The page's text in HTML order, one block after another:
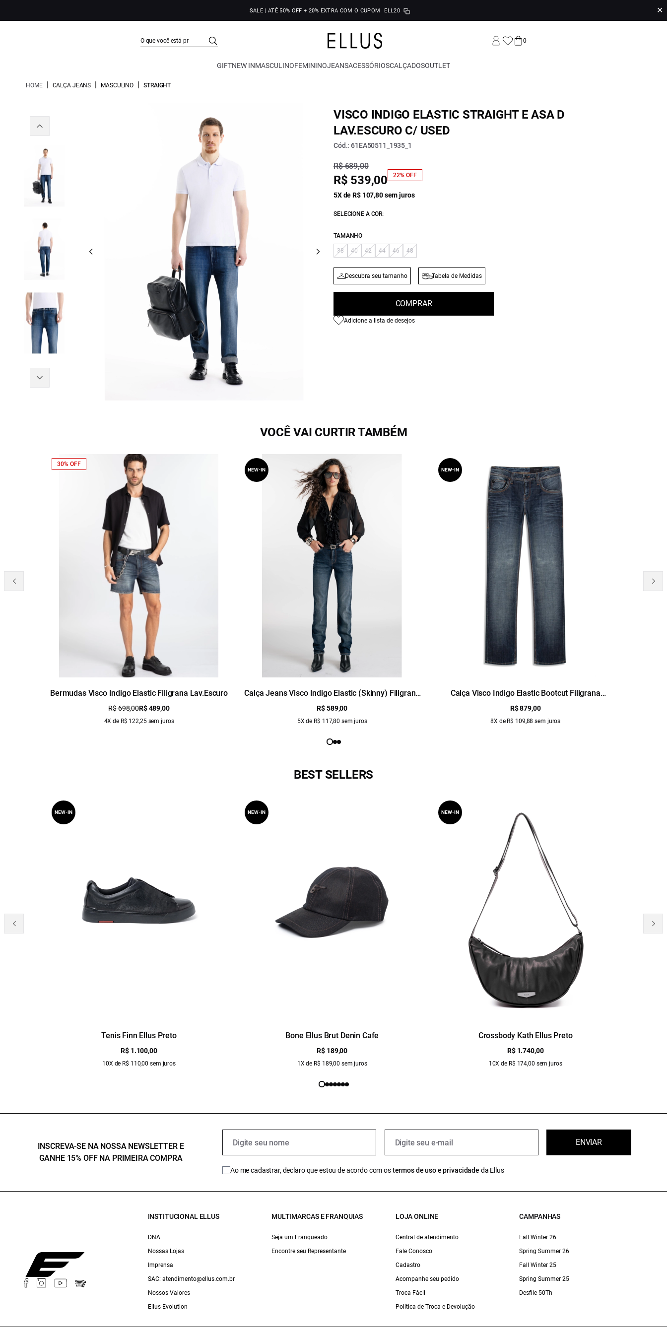
SALE | ATÉ 50% OFF + 20% EXTRA COM O CUPOM ELL20 ✕
0
GIFTNEW INMASCULINOFEMININOJEANSACESSÓRIOSCALÇADOSOUTLET
HOME | CALÇA JEANS | MASCULINO | STRAIGHT
VISCO INDIGO ELASTIC STRAIGHT E ASA D
LAV.ESCURO C/ USED
Cód.: 61EA50511_1935_1
R$ 689,00
R$ 539,00 22% OFF
5X de R$ 107,80 sem juros
SELECIONE A COR:
TAMANHO
38 40 42 44 46 48
Descubra seu tamanho Tabela de Medidas
COMPRAR
Adicione a lista de desejos
VOCÊ VAI CURTIR TAMBÉM
Bermudas Visco Indigo Elastic Filigrana Lav.Escuro
R$ 698,00R$ 489,00
4X de R$ 122,25 sem juros
30% OFF
Calça Jeans Visco Indigo Elastic (Skinny) Filigrana
Lav.Escuro C/ Matiz+3d
R$ 589,00
5X de R$ 117,80 sem juros
NEW-IN
Calça Visco Indigo Elastic Bootcut Filigrana
Lav.Escuro C/ Matiz+3d
R$ 879,00
8X de R$ 109,88 sem juros
NEW-IN
BEST SELLERS
Tenis Finn Ellus Preto
R$ 1.100,00
10X de R$ 110,00 sem juros
NEW-IN
Bone Ellus Brut Denin Cafe
R$ 189,00
1X de R$ 189,00 sem juros
NEW-IN
Crossbody Kath Ellus Preto
R$ 1.740,00
10X de R$ 174,00 sem juros
NEW-IN
INSCREVA-SE NA NOSSA NEWSLETTER E
GANHE 15% OFF NA PRIMEIRA COMPRA
ENVIAR
Ao me cadastrar, declaro que estou de acordo com ostermos de uso e privacidade da Ellus
INSTITUCIONAL ELLUS
DNA
Nossas Lojas
Imprensa
SAC: atendimento@ellus.com.br
Nossos Valores
Ellus Evolution
MULTIMARCAS E FRANQUIAS
Seja um Franqueado
Encontre seu Representante
LOJA ONLINE
Central de atendimento
Fale Conosco
Cadastro
Acompanhe seu pedido
Troca Fácil
Política de Troca e Devolução
CAMPANHAS
Fall Winter 26
Spring Summer 26
Fall Winter 25
Spring Summer 25
Desfile 50Th